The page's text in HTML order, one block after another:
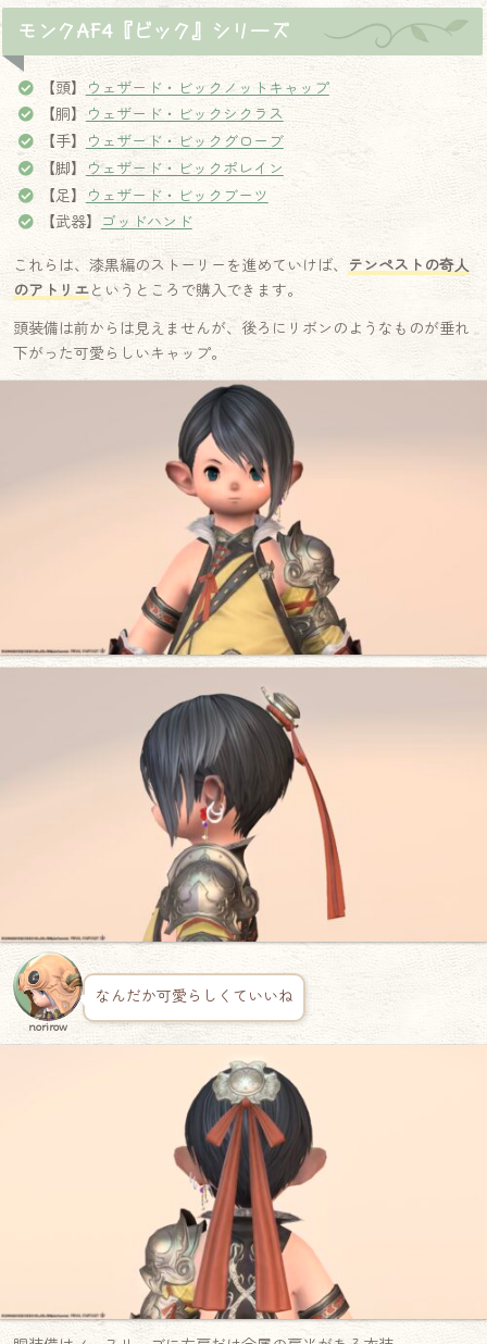
モンクAF4『ビック』シリーズ
【頭】
ウェザード・ビックノットキャップ
【胴】 ウェザード・ビックシクラス
【手】
ウェザード・ビックグローブ
【脚】
ウェザード・ビックポレイン
【足】ウェザード・ビックブーツ
【武器】
ゴッドハンド
これらは、漆黒編のストーリーを進めていけば、
テンペストの奇人
のアトリエというところで購入できます。
頭装備は前からは見えませんが、後ろにリボンのようなものが垂れ
下がった可愛らしいキャップ。
norirow
なんだか可愛らしくていいね